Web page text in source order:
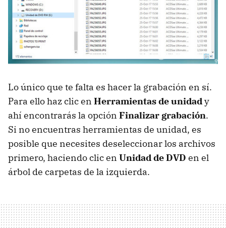
Lo único que te falta es hacer la grabación en sí.
Para ello haz clic en Herramientas de unidady
ahí encontrarás la opción Finalizar grabación.
Si no encuentras herramientas de unidad, es
posible que necesites deseleccionar los archivos
primero, haciendo clic en Unidad de DVD en el
árbol de carpetas de la izquierda.